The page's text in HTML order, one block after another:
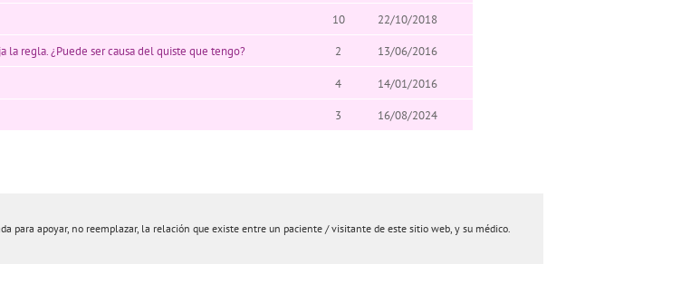
10 22/10/2018
la regla. ¿Puede ser causa del quiste que tengo? 2 13/06/2016
4 14/01/2016
3 16/08/2024
para apoyar, no reemplazar, la relación que existe entre un paciente / visitante de este sitio web, y su médico.